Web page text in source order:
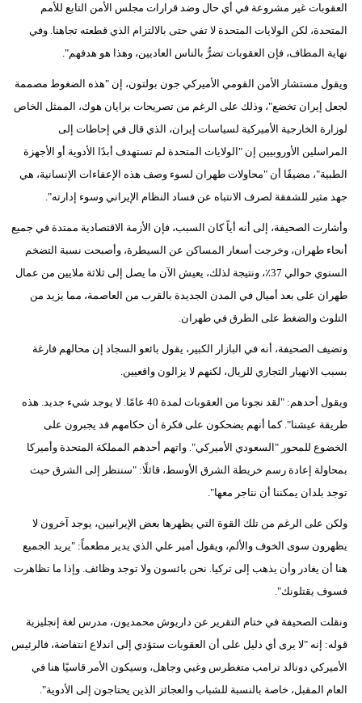
العقوبات غير مشروعة في أي حال وضد قرارات مجلس الأمن التابع للأمم
المتحدة، لكن الولايات المتحدة لا تفي حتى بالالتزام الذي قطعته تجاهنا. وفي
نهاية المطاف، فإن العقوبات تضرُّ بالناس العاديين، وهذا هو هدفهم".
ويقول مستشار الأمن القومي الأميركي جون بولتون، إن "هذه الضغوط مصممة
لجعل إيران تخضع"، وذلك على الرغم من تصريحات برايان هوك، الممثل الخاص
لوزارة الخارجية الأميركية لسياسات إيران، الذي قال في إحاطات إلى
المراسلين الأوروبيين إن "الولايات المتحدة لم تستهدف أبدًا الأدوية أو الأجهزة
الطبية"، مضيفًا أن "محاولات طهران لسوء وصف هذه الإعفاءات الإنسانية، هي
جهد مثير للشفقة لصرف الانتباه عن فساد النظام الإيراني وسوء إدارته".
وأشارت الصحيفة، إلى أنه أياً كان السبب، فإن الأزمة الاقتصادية ممتدة في جميع
أنحاء طهران، وخرجت أسعار المساكن عن السيطرة، وأصبحت نسبة التضخم
السنوي حوالي 37٪، ونتيجة لذلك، يعيش الآن ما يصل إلى ثلاثة ملايين من عمال
طهران على بعد أميال في المدن الجديدة بالقرب من العاصمة، مما يزيد من
التلوث والضغط على الطرق في طهران.
وتضيف الصحيفة، أنه في البازار الكبير، يقول بائعو السجاد إن محالهم فارغة
بسبب الانهيار التجاري للريال، لكنهم لا يزالون واقعيين.
ويقول أحدهم: "لقد نجونا من العقوبات لمدة 40 عامًا. لا يوجد شيء جديد. هذه
طريقة عيشنا". كما أنهم يضحكون على فكرة أن حكامهم قد يجبرون على
الخضوع للمحور "السعودي الأميركي". واتهم أحدهم المملكة المتحدة وأميركا
بمحاولة إعادة رسم خريطة الشرق الأوسط، قائلًا: "سننظر إلى الشرق حيث
توجد بلدان يمكننا أن نتاجر معها".
ولكن على الرغم من تلك القوة التي يظهرها بعض الإيرانيين، يوجد آخرون لا
يظهرون سوى الخوف والألم، ويقول أمير علي الذي يدير مطعماً: "يريد الجميع
هنا أن يغادر وأن يذهب إلى تركيا. نحن بائسون ولا توجد وظائف. وإذا ما تظاهرت
فسوف يقتلونك".
ونقلت الصحيفة في ختام التقرير عن داريوش محمديون، مدرس لغة إنجليزية
قوله: إنه "لا يرى أي دليل على أن العقوبات ستؤدي إلى اندلاع انتفاضة، فالرئيس
الأميركي دونالد ترامب متغطرس وغبي وجاهل، وسيكون الأمر قاسيًا هنا في
العام المقبل، خاصة بالنسبة للشباب والعجائز الذين يحتاجون إلى الأدوية".